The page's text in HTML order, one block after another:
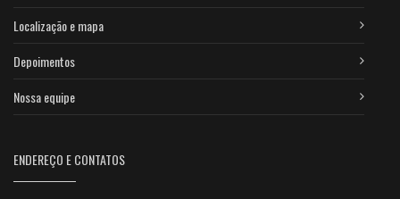
Localização e mapa
Depoimentos
Nossa equipe
ENDEREÇO E CONTATOS